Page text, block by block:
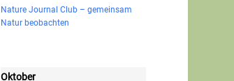
Nature Journal Club – gemeinsam
Natur beobachten
Oktober